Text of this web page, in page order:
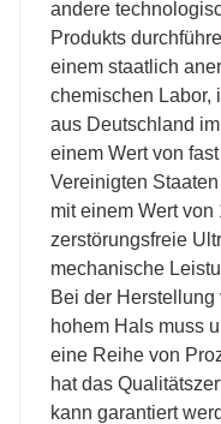
andere
Produkts
einem staatlich
chemischen Labor,
aus Deutschland
einem Wert von
Vereinigten
mit einem Wert
zerstörungsfreie
mechanische
Bei der
hohem Hals muss
eine Reihe von
hat das
kann garantiert